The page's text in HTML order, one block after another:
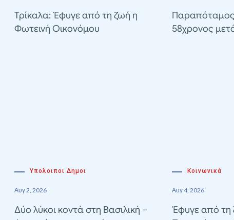
Τρίκαλα: Έφυγε από τη ζωή η
Φωτεινή Οικονόμου
58χρονος
Υπολοιποι Δημοι
Αυγ 2, 2026
Δύο λύκοι κοντά στη Βασιλική –
Κοινωνικά
Αυγ 4, 2026
Έφυγε από τη